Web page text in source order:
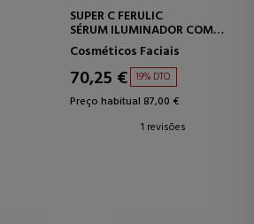
SUPER C FERULIC
SÉRUM ILUMINADOR COM
VITAMINA C
Cosméticos Faciais
70,25 € 19% DTO.
Preço habitual 87,00 €
1 revisões